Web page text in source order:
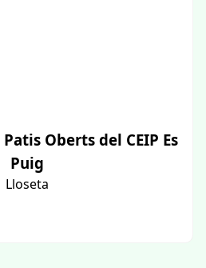
Oberts del CEIP Es
Puig
Lloseta